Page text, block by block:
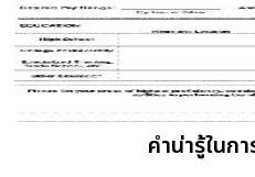
คำน่ารู้ในก